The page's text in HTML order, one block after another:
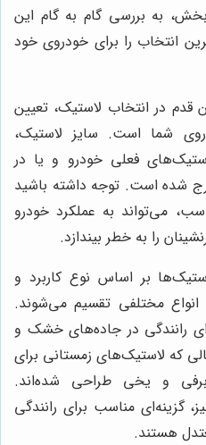
به بررسی گام به گام این
انتخاب را برای خودروی خود
قدم در انتخاب لاستیک، تعیین
شما است. سایز لاستیک،
فعلی خودرو و یا در
شده است. توجه داشته باشید
می‌تواند به عملکرد خودرو
را به خطر بیندازد.
بر اساس نوع کاربرد و
مختلفی تقسیم می‌شوند.
رانندگی در جاده‌های خشک و
که لاستیک‌های زمستانی برای
و یخی طراحی شده‌اند.
گزینه‌ای مناسب برای رانندگی
هستند.